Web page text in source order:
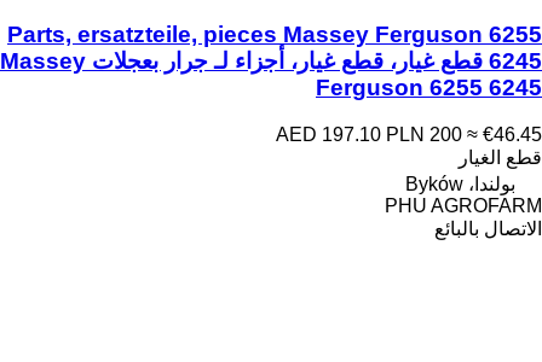
Parts, ersatzteile, pieces Massey Ferguson 6255
6245 قطع غيار، قطع غيار، أجزاء لـ جرار بعجلات Massey
Ferguson 6255 6245
AED 197.10 PLN 200 ≈ €46.45
قطع الغيار
بولندا، Byków
PHU AGROFARM
الاتصال بالبائع